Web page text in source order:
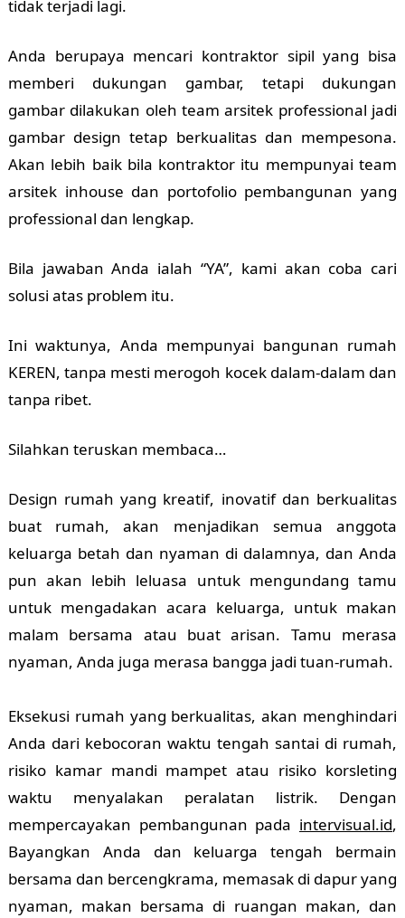
tidak terjadi lagi.
Anda berupaya mencari kontraktor sipil yang bisa
memberi dukungan gambar, tetapi dukungan
gambar dilakukan oleh team arsitek professional jadi
gambar design tetap berkualitas dan mempesona.
Akan lebih baik bila kontraktor itu mempunyai team
arsitek inhouse dan portofolio pembangunan yang
professional dan lengkap.
Bila jawaban Anda ialah “YA”, kami akan coba cari
solusi atas problem itu.
Ini waktunya, Anda mempunyai bangunan rumah
KEREN, tanpa mesti merogoh kocek dalam-dalam dan
tanpa ribet.
Silahkan teruskan membaca…
Design rumah yang kreatif, inovatif dan berkualitas
buat rumah, akan menjadikan semua anggota
keluarga betah dan nyaman di dalamnya, dan Anda
pun akan lebih leluasa untuk mengundang tamu
untuk mengadakan acara keluarga, untuk makan
malam bersama atau buat arisan. Tamu merasa
nyaman, Anda juga merasa bangga jadi tuan-rumah.
Eksekusi rumah yang berkualitas, akan menghindari
Anda dari kebocoran waktu tengah santai di rumah,
risiko kamar mandi mampet atau risiko korsleting
waktu menyalakan peralatan listrik. Dengan
mempercayakan pembangunan pada intervisual.id,
Bayangkan Anda dan keluarga tengah bermain
bersama dan bercengkrama, memasak di dapur yang
nyaman, makan bersama di ruangan makan, dan